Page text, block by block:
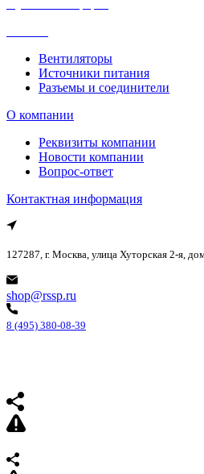
Вентиляторы
Источники питания
Разъемы и соединители
О компании
Реквизиты компании
Новости компании
Вопрос-ответ
Контактная информация
127287, г. Москва, улица Хуторская 2-я,
shop@rssp.ru
8 (495) 380-08-39